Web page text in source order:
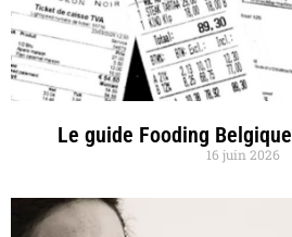
Le guide Fooding
16 juin 2026